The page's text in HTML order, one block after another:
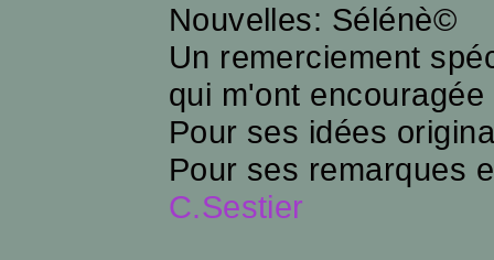
Nouvelles: Sélénè©
Un remerciement
qui m'ont
Pour ses idées
Pour ses remarques
C.Sestier